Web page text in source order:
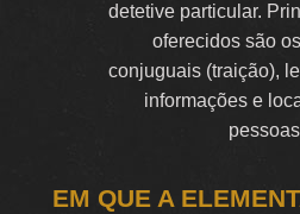
detetive particular.
oferecidos são
conjuguais (traição),
informações e
EM QUE A